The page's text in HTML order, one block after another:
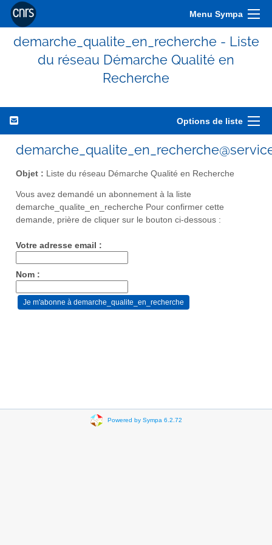
Menu Sympa
demarche_qualite_en_recherche - Liste
du réseau Démarche Qualité en
Recherche
Options de liste
Objet : Liste du réseau Démarche Qualité en Recherche
Vous avez demandé un abonnement à la liste
demarche_qualite_en_recherche Pour confirmer cette
demande, prière de cliquer sur le bouton ci-dessous :
Votre adresse email :
Nom :
Powered by Sympa 6.2.72